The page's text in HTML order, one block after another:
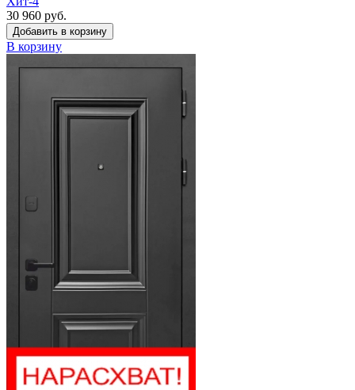
30 960 руб.
Добавить в корзину
В корзину